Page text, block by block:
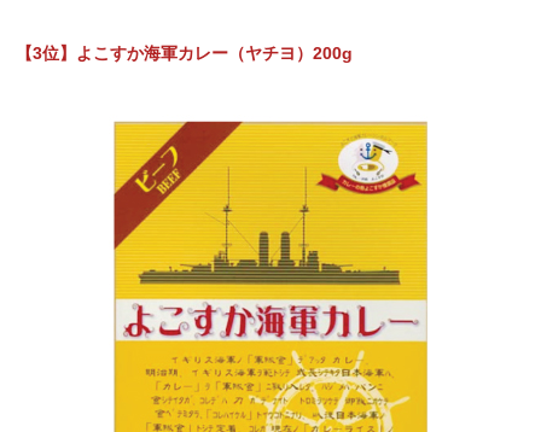
【3位】よこすか海軍カレー（ヤチヨ）200g